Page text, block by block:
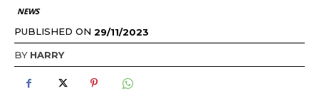
NEWS
PUBLISHED ON 29/11/2023
BY HARRY